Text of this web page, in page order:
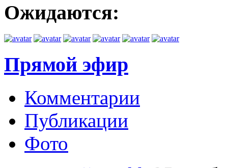
Ожидаются:
Прямой эфир
Комментарии
Публикации
Фото